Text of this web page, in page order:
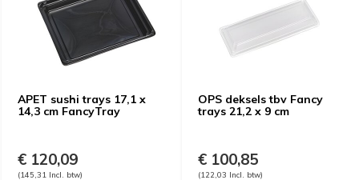
APET sushi trays 17,1 x
14,3 cm FancyTray
€ 120,09
(145,31 Incl. btw)
OPS deksels tbv Fancy
trays 21,2 x 9 cm
€ 100,85
(122,03 Incl. btw)